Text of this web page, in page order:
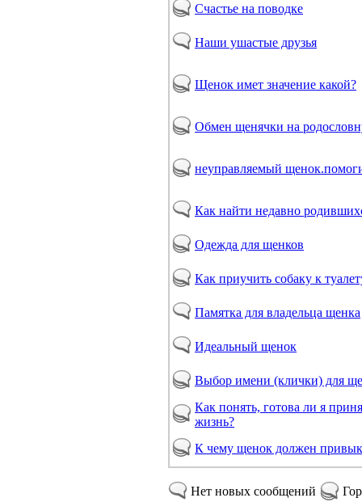
Счастье на поводке
Наши ушастые друзья
Щенок имет значение какой?
Обмен щенячки на
неуправляемый
Как найти недавно
Одежда для щенков
Как приучить собаку к
Памятка для владельца щенка
Идеальный щенок
Выбор имени (клички) для
Как понять, готова ли я
жизнь?
К чему щенок должен
Нет новых сообщений